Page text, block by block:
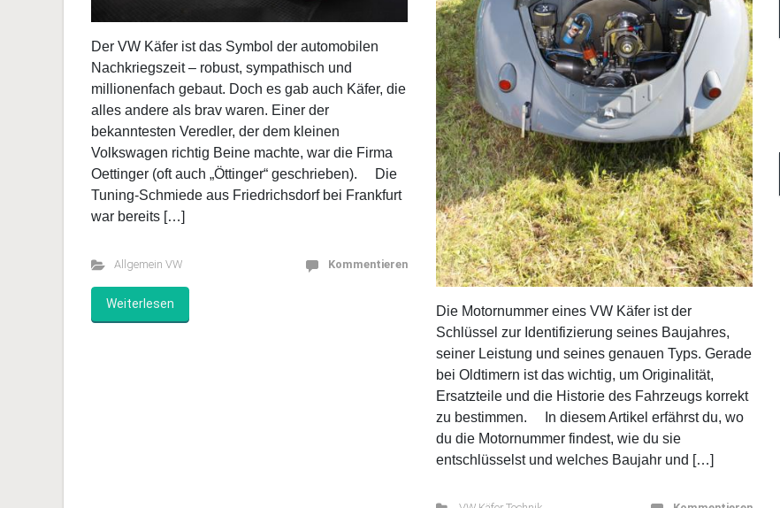
Der VW Käfer ist das Symbol der automobilen
Nachkriegszeit – robust, sympathisch und
millionenfach gebaut. Doch es gab auch Käfer, die
alles andere als brav waren. Einer der
Volkswagen richtig Beine machte, war die Firma
Oettinger (oft auch „Öttinger“ geschrieben). Die
Tuning-Schmiede aus Friedrichsdorf bei Frankfurt
Die Motornummer eines VW Käfer ist der
Schlüssel zur Identifizierung seines Baujahres,
seiner Leistung und seines genauen Typs. Gerade